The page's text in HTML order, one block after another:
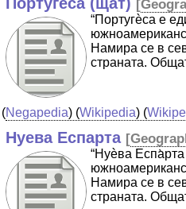
[
“Португѐса е
Намира се в
страната.
(Negapedia) (Wikipedia) (
Нуева Еспарта [
“Нуѐва
Намира се в
страната.